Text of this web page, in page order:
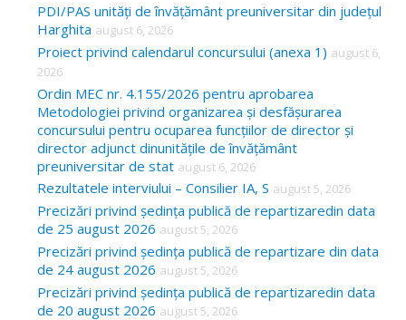
c
h
f
o
r
PDI/PAS unități de învățământ preuniversitar din județul
Harghita august 6, 2026
Proiect privind calendarul concursului (anexa 1) august 6,
2026
Ordin MEC nr. 4.155/2026 pentru aprobarea
Metodologiei privind organizarea și desfășurarea
concursului pentru ocuparea funcțiilor de director și
director adjunct dinunitățile de învățământ
preuniversitar de stat august 6, 2026
Rezultatele interviului – Consilier IA, S august 5, 2026
Precizări privind ședința publică de repartizaredin data
de 25 august 2026 august 5, 2026
Precizări privind ședința publică de repartizare din data
de 24 august 2026 august 5, 2026
Precizări privind ședința publică de repartizaredin data
de 20 august 2026 august 5, 2026